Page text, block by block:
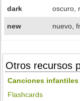
dark oscuro,
new nuevo,
Otros recursos
Canciones
Flashcards